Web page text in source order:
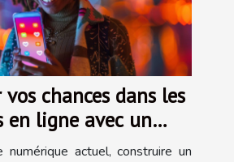
chances dans les
en ligne avec un
numérique actuel, construire un